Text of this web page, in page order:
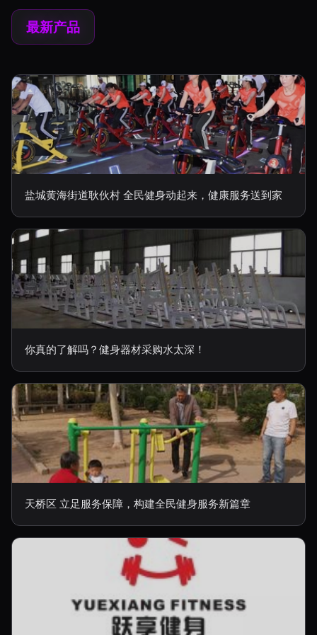
最新产品
盐城黄海街道耿伙村 全民健身动起来，健康服务送到家
你真的了解吗？健身器材采购水太深！
天桥区 立足服务保障，构建全民健身服务新篇章